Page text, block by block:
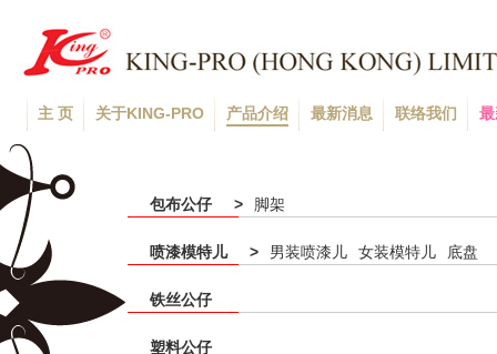
主 页 关于KING-PRO 产品介绍 最新消息 联络我们
包布公仔 > 脚架
喷漆模特儿 > 男装喷漆儿 女装模特儿 底盘
铁丝公仔
塑料公仔